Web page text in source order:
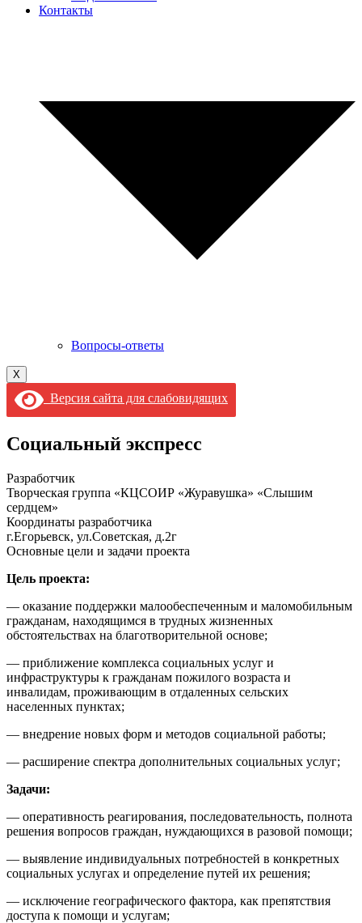
Контакты
Вопросы-ответы
X
Версия сайта для слабовидящих
Социальный экспресс
Разработчик
Творческая группа «КЦСОИР «Журавушка» «Слышим
сердцем»
Координаты разработчика
г.Егорьевск, ул.Советская, д.2г
Основные цели и задачи проекта
Цель проекта:
— оказание поддержки малообеспеченным и маломобильным
гражданам, находящимся в трудных жизненных
обстоятельствах на благотворительной основе;
— приближение комплекса социальных услуг и
инфраструктуры к гражданам пожилого возраста и
инвалидам, проживающим в отдаленных сельских
населенных пунктах;
— внедрение новых форм и методов социальной работы;
— расширение спектра дополнительных социальных услуг;
Задачи:
— оперативность реагирования, последовательность, полнота
решения вопросов граждан, нуждающихся в разовой помощи;
— выявление индивидуальных потребностей в конкретных
социальных услугах и определение путей их решения;
— исключение географического фактора, как препятствия
доступа к помощи и услугам;